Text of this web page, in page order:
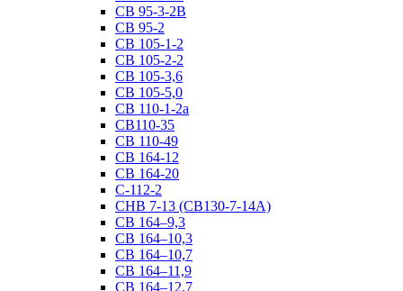
СВ 95-3-2В
СВ 95-2
СВ 105-1-2
СВ 105-2-2
СВ 105-3,6
СВ 105-5,0
СВ 110-1-2а
СВ110-35
СВ 110-49
СВ 164-12
СВ 164-20
С-112-2
СНВ 7-13 (СВ130-7-14А)
СВ 164–9,3
СВ 164–10,3
СВ 164–10,7
СВ 164–11,9
СВ 164–12,7